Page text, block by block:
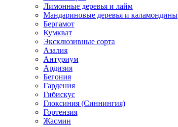
Лимонные деревья и лайм
Мандариновые деревья и каламондины
Бергамот
Кумкват
Эксклюзивные сорта
Азалия
Антуриум
Ардизия
Бегония
Гардения
Гибискус
Глоксиния (Синнингия)
Гортензия
Жасмин